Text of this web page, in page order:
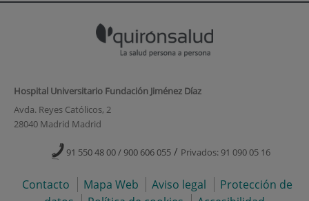
Hospital Universitario Fundación Jiménez Díaz
Avda. Reyes Católicos, 2
28040 Madrid Madrid
91 550 48 00 / 900 606 055 / Privados: 91 090 05 16
Contacto Mapa Web Aviso legal
Protección de